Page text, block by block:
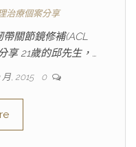
治療個案分享
關節鏡修補(ACL
享 21歲的邱先生，…
月, 2015 0